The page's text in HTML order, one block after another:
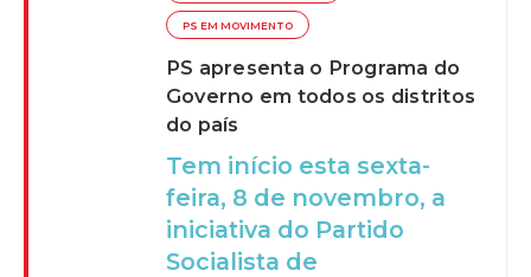
PS EM MOVIMENTO
PS apresenta o Programa do
Governo em todos os distritos
do país
Tem início esta sexta-
feira, 8 de novembro, a
iniciativa do Partido
Socialista de